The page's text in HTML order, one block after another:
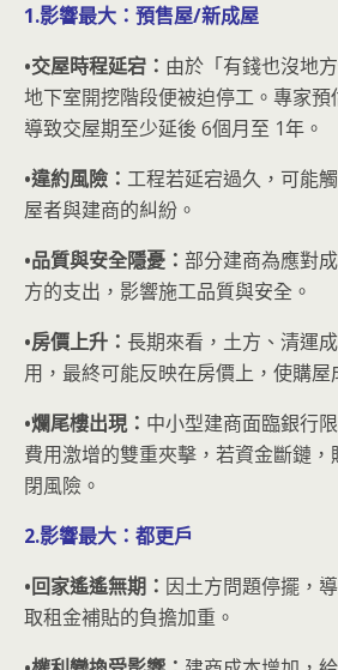
1.影響最大：預售屋/新成屋
•交屋時程延宕： 由於「有錢也沒地
地下室開挖階段便被迫停工。專家
導致交屋期至少延後 6個月至 1年。
•違約風險： 工程若延宕過久，可能
屋者與建商的糾紛。
•品質與安全隱憂： 部分建商為應對
方的支出，影響施工品質與安全。
•房價上升： 長期來看，土方、清運
用，最終可能反映在房價上，使購屋
•爛尾樓出現： 中小型建商面臨銀行
費用激增的雙重夾擊，若資金斷鏈
閉風險。
2.影響最大：都更戶
•回家遙遙無期： 因土方問題停擺，
取租金補貼的負擔加重。